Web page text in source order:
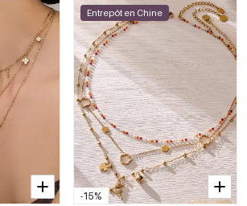
-15%
Entrepôt en Chine